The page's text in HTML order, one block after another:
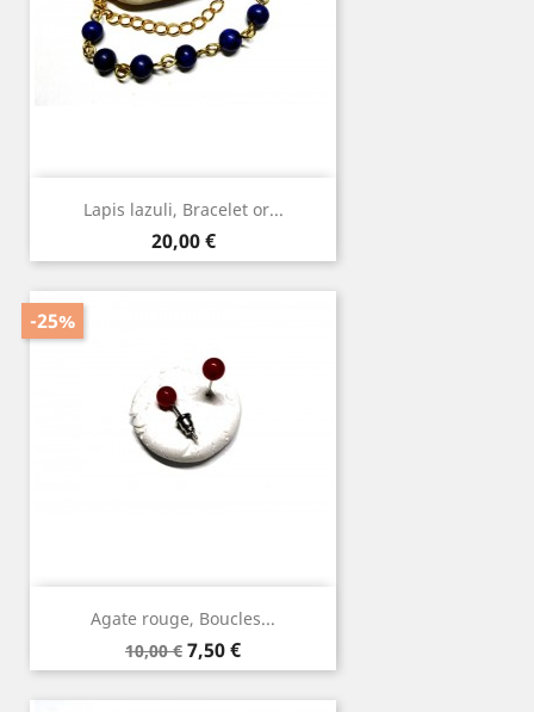
Lapis lazuli, Bracelet or...
Prix
20,00 €
Agate rouge, Boucles...
Prix
de
base
10,00 €
-25%
Prix
7,50 €